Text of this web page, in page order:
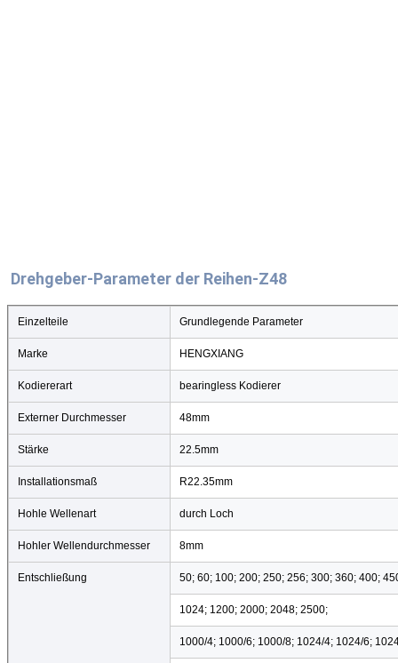
Drehgeber-Parameter der Reihen-Z48
Einzelteile Grundlegende Parameter
Marke HENGXIANG
Kodiererart bearingless Kodierer
Externer Durchmesser 48mm
Stärke 22.5mm
Installationsmaß R22.35mm
Hohle Wellenart durch Loch
Hohler Wellendurchmesser 8mm
Entschließung 50; 60; 100; 200; 250; 256; 300; 360; 400;
1024; 1200; 2000; 2048; 2500;
1000/4; 1000/6; 1000/8; 1024/4; 1024/6;